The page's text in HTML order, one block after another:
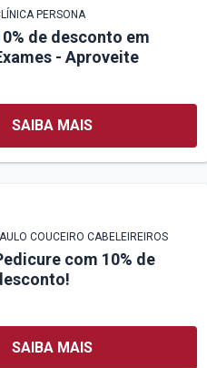
PERSONA
de desconto em
- Aproveite
SAIBA MAIS
COUCEIRO CABELEIREIROS
com 10% de
SAIBA MAIS